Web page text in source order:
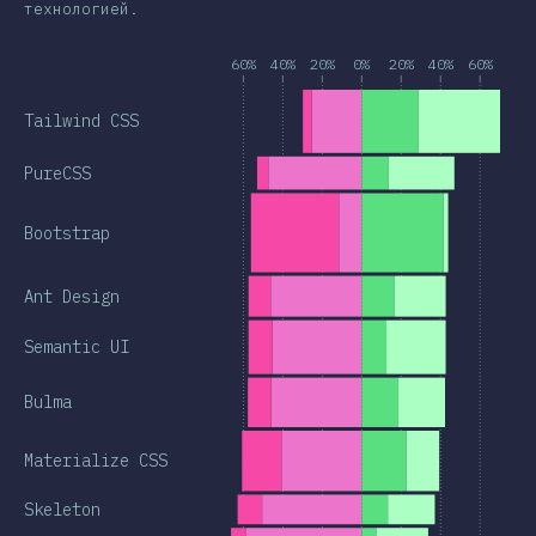
технологией.
60% 40% 20% 0% 20% 40% 60%
Tailwind CSS
PureCSS
Bootstrap
Ant Design
Semantic UI
Bulma
Materialize CSS
Skeleton